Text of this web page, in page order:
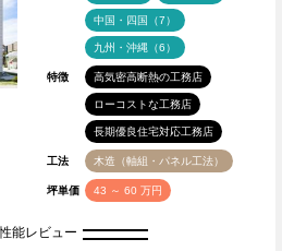
中国・四国（7）
九州・沖縄（6）
特徴 高気密高断熱の工務店
ローコストな工務店
長期優良住宅対応工務店
工法 木造（軸組・パネル工法）
坪単価 43 ～ 60 万円
性能レビュー